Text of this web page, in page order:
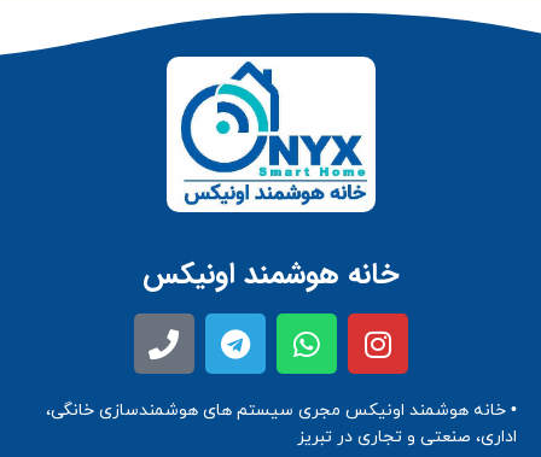
خانه هوشمند اونیکس
• خانه هوشمند اونیکس مجری سیستم های هوشمندسازی خانگی،
اداری، صنعتی و تجاری در تبریز